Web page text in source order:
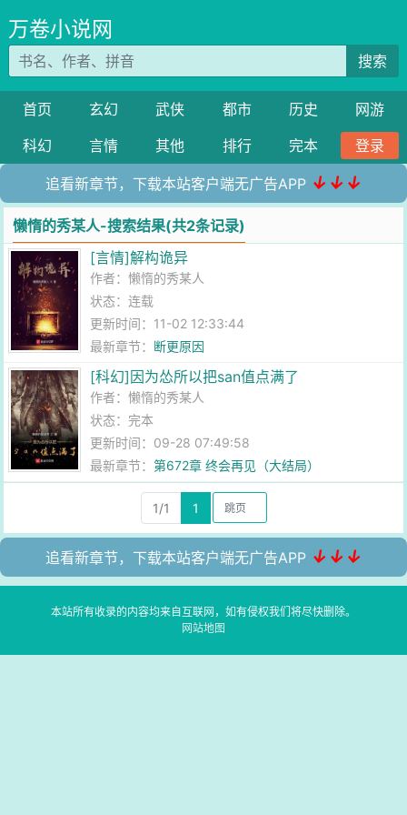
万卷小说网
搜索
首页 玄幻 武侠 都市 历史
网游
科幻
言情 其他 排行 完本 登录
追看新章节，下载本站客户端无广告APP ↓↓↓
懒惰的秀某人-搜索结果(共2条记录)
[言情]解构诡异
作者：懒惰的秀某人
状态：连载
更新时间：11-02 12:33:44
最新章节： 断更原因
[科幻]因为怂所以把san值点满了
作者：懒惰的秀某人
状态：完本
更新时间：09-28 07:49:58
最新章节：第672章 终会再见（大结局）
1/1 1
追看新章节，下载本站客户端无广告APP ↓↓↓
本站所有收录的内容均来自互联网，如有侵权我们将尽快删除。
网站地图